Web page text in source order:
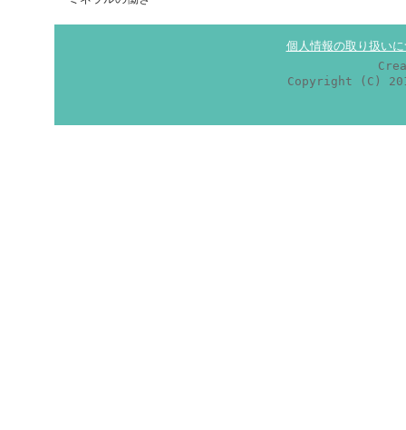
個人情報の取り扱い
Copyright (C)